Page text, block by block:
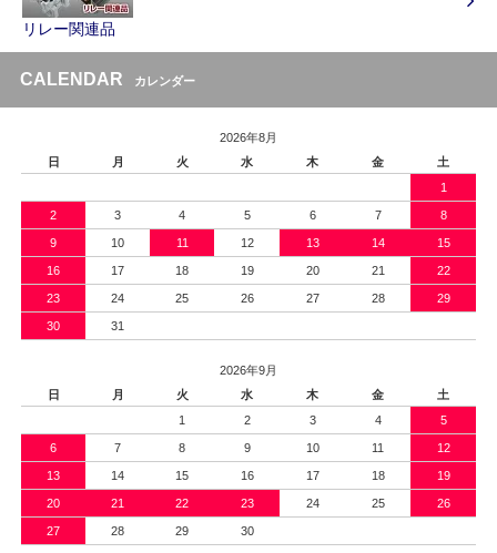
リレー関連品
CALENDAR カレンダー
2026年8月
日
月 火 水 木 金
土
1
2 3 4 5 6 7 8
9 10 11 12 13 14 15
16 17 18 19 20 21 22
23 24 25 26 27 28 29
30 31
2026年9月
日
月 火 水 木 金
土
1
2 3 4 5
6 7 8 9 10 11 12
13 14 15 16 17 18 19
20 21 22 23 24 25 26
27 28 29 30